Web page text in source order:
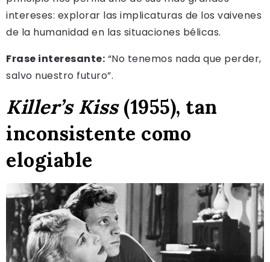
intereses: explorar las implicaturas de los vaivenes
de la humanidad en las situaciones bélicas.
Frase interesante: “No tenemos nada que perder,
salvo nuestro futuro”.
Killer’s Kiss(1955), tan
inconsistente como
elogiable